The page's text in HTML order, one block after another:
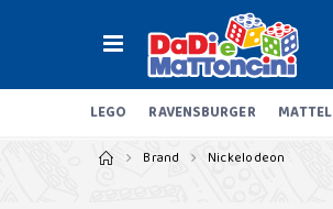
LEGO RAVENSBURGER MATTEL
Brand Nickelodeon